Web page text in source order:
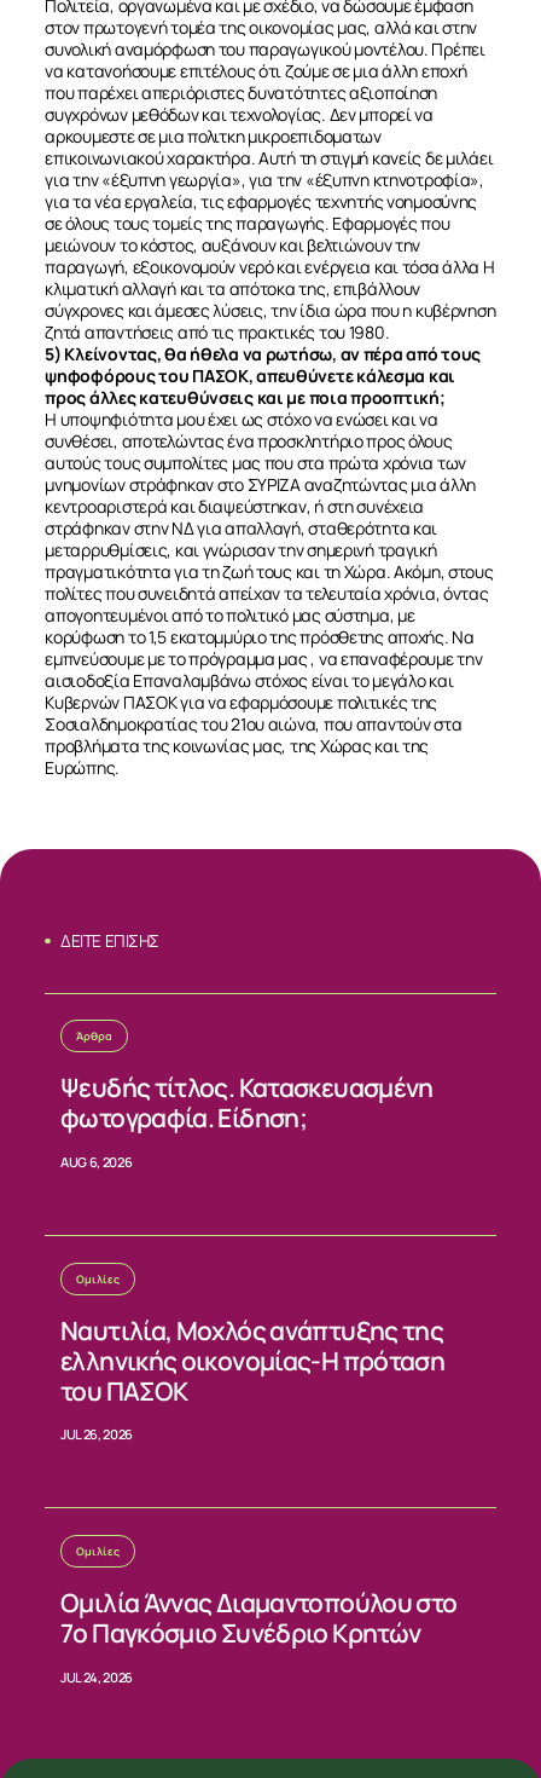
Πολιτεία, οργανωμένα και με σχέδιο, να δώσουμε έμφαση
στον πρωτογενή τομέα της οικονομίας μας, αλλά και στην
συνολική αναμόρφωση του παραγωγικού μοντέλου. Πρέπει
να κατανοήσουμε επιτέλους ότι ζούμε σε μια άλλη εποχή
που παρέχει απεριόριστες δυνατότητες αξιοποίηση
συγχρόνων μεθόδων και τεχνολογίας. Δεν μπορεί να
αρκουμεστε σε μια πολιτκη μικροεπιδοματων
επικοινωνιακού χαρακτήρα. Αυτή τη στιγμή κανείς δε μιλάει
για την «έξυπνη γεωργία», για την «έξυπνη κτηνοτροφία»,
για τα νέα εργαλεία, τις εφαρμογές τεχνητής νοημοσύνης
σε όλους τους τομείς της παραγωγής. Εφαρμογές που
μειώνουν το κόστος, αυξάνουν και βελτιώνουν την
παραγωγή, εξοικονομούν νερό και ενέργεια και τόσα άλλα Η
κλιματική αλλαγή και τα απότοκα της, επιβάλλουν
σύγχρονες και άμεσες λύσεις, την ίδια ώρα που η κυβέρνηση
ζητά απαντήσεις από τις πρακτικές του 1980.
5) Κλείνοντας, θα ήθελα να ρωτήσω, αν πέρα από τους
ψηφοφόρους του ΠΑΣΟΚ, απευθύνετε κάλεσμα και
προς άλλες κατευθύνσεις και με ποια προοπτική;
Η υποψηφιότητα μου έχει ως στόχο να ενώσει και να
συνθέσει, αποτελώντας ένα προσκλητήριο προς όλους
αυτούς τους συμπολίτες μας που στα πρώτα χρόνια των
μνημονίων στράφηκαν στο ΣΥΡΙΖΑ αναζητώντας μια άλλη
κεντροαριστερά και διαψεύστηκαν, ή στη συνέχεια
στράφηκαν στην ΝΔ για απαλλαγή, σταθερότητα και
μεταρρυθμίσεις, και γνώρισαν την σημερινή τραγική
πραγματικότητα για τη ζωή τους και τη Χώρα. Ακόμη, στους
πολίτες που συνειδητά απείχαν τα τελευταία χρόνια, όντας
απογοητευμένοι από το πολιτικό μας σύστημα, με
κορύφωση το 1,5 εκατομμύριο της πρόσθετης αποχής. Να
εμπνεύσουμε με το πρόγραμμα μας , να επαναφέρουμε την
αισιοδοξία Επαναλαμβάνω στόχος είναι το μεγάλο και
Κυβερνών ΠΑΣΟΚ για να εφαρμόσουμε πολιτικές της
Σοσιαλδημοκρατίας του 21ου αιώνα, που απαντούν στα
προβλήματα της κοινωνίας μας, της Χώρας και της
Ευρώπης.
ΔΕΙΤΕ ΕΠΙΣΗΣ
Άρθρα
Ψευδής τίτλος. Κατασκευασμένη
φωτογραφία. Είδηση;
AUG 6, 2026
Ομιλίες
Ναυτιλία, Μοχλός ανάπτυξης της
ελληνικής οικονομίας-Η πρόταση
του ΠΑΣΟΚ
JUL 26, 2026
Ομιλίες
Ομιλία Άννας Διαμαντοπούλου στο
7ο Παγκόσμιο Συνέδριο Κρητών
JUL 24, 2026